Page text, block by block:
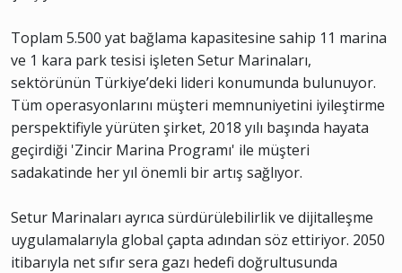
Toplam 5.500 yat bağlama kapasitesine sahip 11 marina
ve 1 kara park tesisi işleten Setur Marinaları,
sektörünün Türkiye’deki lideri konumunda bulunuyor.
Tüm operasyonlarını müşteri memnuniyetini iyileştirme
perspektifiyle yürüten şirket, 2018 yılı başında hayata
geçirdiği 'Zincir Marina Programı' ile müşteri
sadakatinde her yıl önemli bir artış sağlıyor.
Setur Marinaları ayrıca sürdürülebilirlik ve dijitalleşme
uygulamalarıyla global çapta adından söz ettiriyor. 2050
itibarıyla net sıfır sera gazı hedefi doğrultusunda